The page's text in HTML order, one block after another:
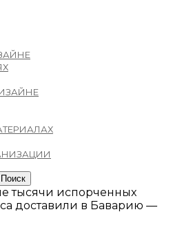
тысячи испорченных
доставили в Баварию —